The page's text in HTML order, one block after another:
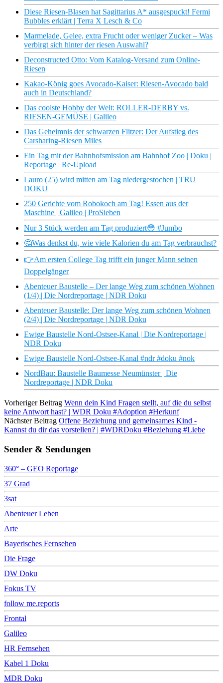
Diese Riesen-Blasen hat Sagittarius A* ausgespuckt! Fermi
Bubbles erklärt | Terra X Lesch & Co
Marmelade, Gelee, extra Frucht oder weniger Zucker – Was
verbirgt sich hinter der riesen Auswahl?
Deconstructed Otto: Vom Katalog-Versand zum Online-
Riesen
Kakao-König goes Avocado-Kaiser: Riesen-Avocado bald
auch in Deutschland?
Das coolste Hobby der Welt: ROLLER-DERBY vs.
RIESEN-GEMÜSE | Galileo
Das Geheimnis der schwarzen Flitzer: Der Aufstieg des
Carsharing-Riesen Miles
Ein Tag mit der Bahnhofsmission am Bahnhof Zoo | Doku |
Reportage | Re-Upload
Lauro (25) wird mitten am Tag niedergestochen | TRU
DOKU
250 Gerichte vom Robokoch am Tag! Essen aus der
Maschine | Galileo | ProSieben
Nur 3 Stück werden am Tag produziert😳 #Jumbo
🤔Was denkst du, wie viele Kalorien du am Tag verbrauchst?
👉Am ersten College Tag trifft ein junger Mann seinen
Doppelgänger
Abenteuer Baustelle – Der lange Weg zum schönen Wohnen
(1/4) | Die Nordreportage | NDR Doku
Abenteuer Baustelle: Der lange Weg zum schönen Wohnen
(2/4) | Die Nordreportage | NDR Doku
Ewige Baustelle Nord-Ostsee-Kanal | Die Nordreportage |
NDR Doku
Ewige Baustelle Nord-Ostsee-Kanal #ndr #doku #nok
NordBau: Baustelle Baumesse Neumünster | Die
Nordreportage | NDR Doku
Vorheriger Beitrag Wenn dein Kind Fragen stellt, auf die du selbst
keine Antwort hast? | WDR Doku #Adoption #Herkunf
Nächster Beitrag Offene Beziehung und gemeinsames Kind -
Kannst du dir das vorstellen? | #WDRDoku #Beziehung #Liebe
Sender & Sendungen
360° – GEO Reportage
37 Grad
3sat
Abenteuer Leben
Arte
Bayerisches Fernsehen
Die Frage
DW Doku
Fokus TV
follow me.reports
Frontal
Galileo
HR Fernsehen
Kabel 1 Doku
MDR Doku